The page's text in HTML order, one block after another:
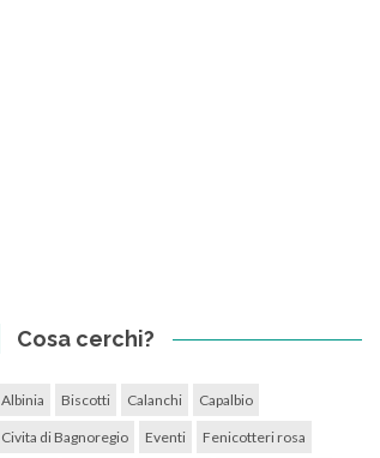
Cosa cerchi?
Albinia Biscotti Calanchi Capalbio
Civita di Bagnoregio Eventi Fenicotteri rosa